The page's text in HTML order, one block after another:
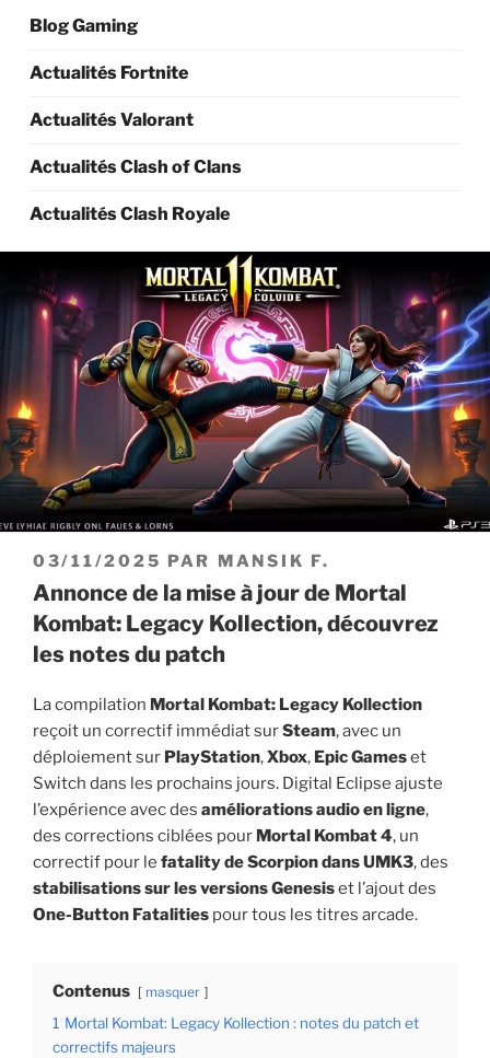
Blog Gaming
Actualités Fortnite
Actualités Valorant
Actualités Clash of Clans
Actualités Clash Royale
PUBLIÉ
LE
03/11/2025 PAR MANSIK F.
Annonce de la mise à jour de Mortal
Kombat: Legacy Kollection, découvrez
les notes du patch
La compilation Mortal Kombat: Legacy Kollection
reçoit un correctif immédiat surSteam, avec un
déploiement sur PlayStation,Xbox, Epic Gameset
Switch dans les prochains jours. Digital Eclipse ajuste
l’expérience avec des améliorations audio en ligne,
des corrections ciblées pour Mortal Kombat 4, un
correctif pour le fatality de Scorpion dans UMK3, des
stabilisations sur les versions Genesiset l’ajout des
One-Button Fatalities pour tous les titres arcade.
Contenus masquer
1 Mortal Kombat: Legacy Kollection : notes du patch et
correctifs majeurs